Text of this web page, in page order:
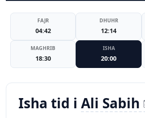
FAJR
04:42
DHUHR
12:14
MAGHRIB
18:30
ISHA
20:00
Isha tid i Ali Sabih